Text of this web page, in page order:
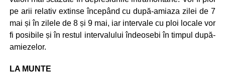
pe arii relativ extinse începând cu după-amiaza zilei de 7
mai și în zilele de 8 și 9 mai, iar intervale cu ploi locale vor
fi posibile și în restul intervalului îndeosebi în timpul după-
amiezelor.
LA MUNTE